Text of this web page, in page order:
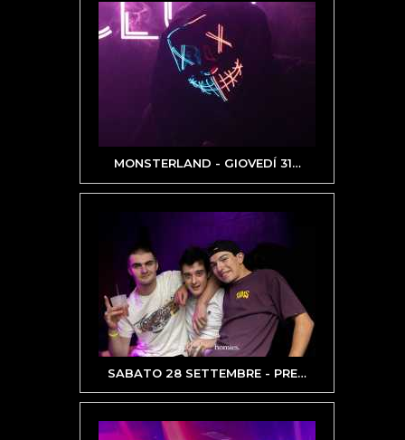
MONSTERLAND - GIOVEDÍ 31…
SABATO 28 SETTEMBRE - PRE…